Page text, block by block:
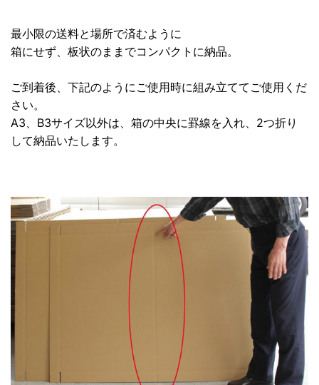
最小限の送料と場所で済むように
箱にせず、板状のままでコンパクトに納品。
ご到着後、下記のようにご使用時に組み立ててご使用くだ
さい。
A3、B3サイズ以外は、箱の中央に罫線を入れ、2つ折り
して納品いたします。